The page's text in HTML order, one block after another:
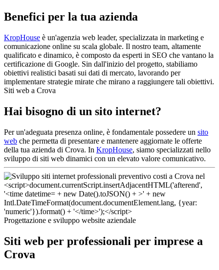
Benefici per la tua azienda
KropHouse è un'agenzia web leader, specializzata in marketing e
comunicazione online su scala globale. Il nostro team, altamente
qualificato e dinamico, è composto da esperti in SEO che vantano la
certificazione di Google. Sin dall'inizio del progetto, stabiliamo
obiettivi realistici basati sui dati di mercato, lavorando per
implementare strategie mirate che mirano a raggiungere tali obiettivi.
Siti web a Crova
Hai bisogno di un sito internet?
Per un'adeguata presenza online, è fondamentale possedere un sito
web che permetta di presentare e mantenere aggiornate le offerte
della tua azienda di Crova. In KropHouse, siamo specializzati nello
sviluppo di siti web dinamici con un elevato valore comunicativo.
Progettazione e sviluppo website aziendale
Siti web per professionali per imprese a
Crova